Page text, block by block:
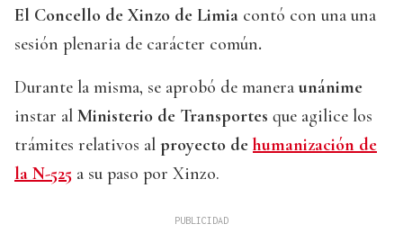
El Concello de Xinzo de Limia contó con una una
sesión plenaria de carácter común.
Durante la misma, se aprobó de manera unánime
instar al Ministerio de Transportes que agilice los
trámites relativos al proyecto de humanización de
la N-525 a su paso por Xinzo.